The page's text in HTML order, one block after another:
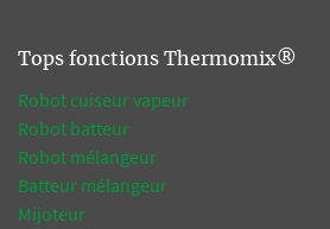
Tops fonctions Thermomix®
Robot cuiseur vapeur
Robot batteur
Robot mélangeur
Batteur mélangeur
Mijoteur